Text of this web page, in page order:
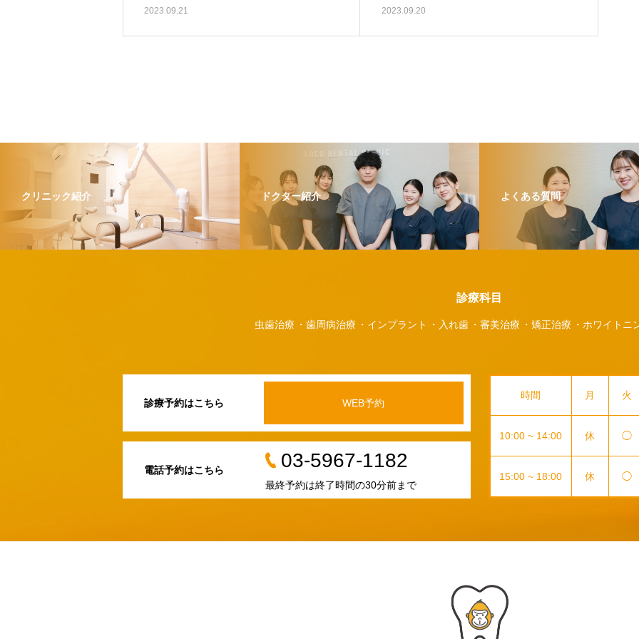
2023.09.21 2023.09.20
クリニック紹介 ドクター紹介 よくある質問
診療科目
虫歯治療 歯周病治療 インプラント 入れ歯 審美治療 矯正治療 ホワイトニ
診療予約はこちら WEB予約
電話予約はこちら 03-5967-1182
最終予約は終了時間の30分前まで
時間 月 火
10:00 ~ 14:00 休 ◯
15:00 ~ 18:00 休 ◯